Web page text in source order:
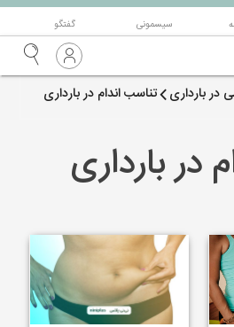
سیسمونی گفتگو
در بارداری تناسب اندام در بارداری
در بارداری